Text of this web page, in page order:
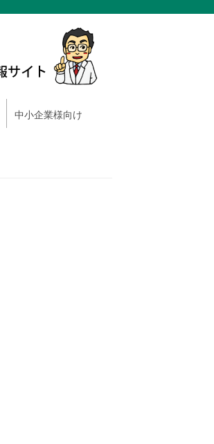
中小企業様向け